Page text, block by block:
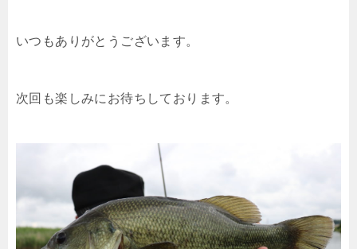
いつもありがとうございます。
次回も楽しみにお待ちしております。